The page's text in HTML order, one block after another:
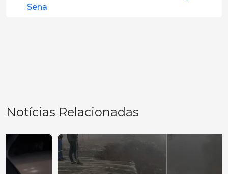
Sena
Notícias Relacionadas